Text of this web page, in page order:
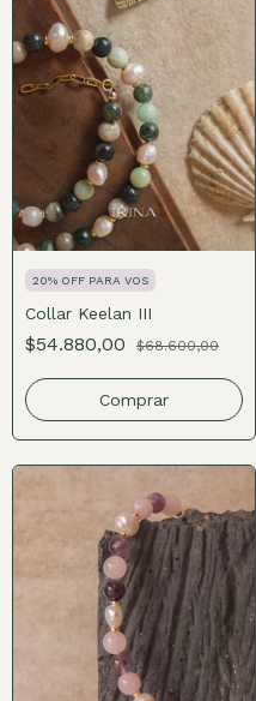
20% OFF PARA VOS
Collar Keelan III
$54.880,00 $68.600,00
Comprar